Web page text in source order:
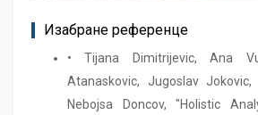
Изабране референце
• Tijana Dimitrijevic, Ana
Atanaskovic, Jugoslav
Nebojsa Doncov, "Holistic